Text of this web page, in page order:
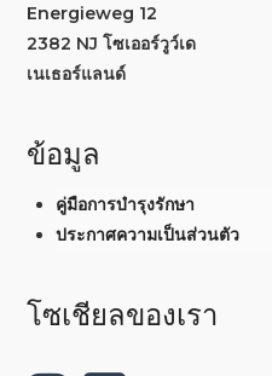
Energieweg 12
2382 NJ โซเออร์วูว์เด
เนเธอร์แลนด์
ข้อมูล
คู่มือการบำรุงรักษา
ประกาศความเป็นส่วนตัว
โซเชียลของเรา